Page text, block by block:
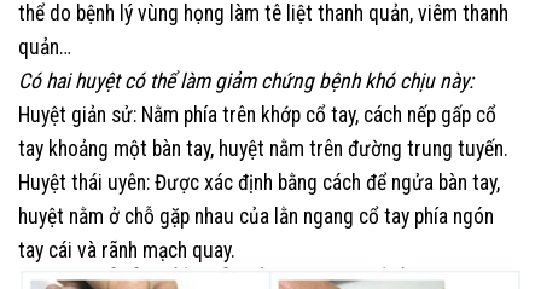
thể do bệnh lý vùng họng làm tê liệt thanh quản, viêm thanh
quản…
Có hai huyệt có thể làm giảm chứng bệnh khó chịu này:
Huyệt giản sử: Nằm phía trên khớp cổ tay, cách nếp gấp cổ
tay khoảng một bàn tay, huyệt nằm trên đường trung tuyến.
Huyệt thái uyên: Được xác định bằng cách để ngửa bàn tay,
huyệt nằm ở chỗ gặp nhau của lằn ngang cổ tay phía ngón
tay cái và rãnh mạch quay.